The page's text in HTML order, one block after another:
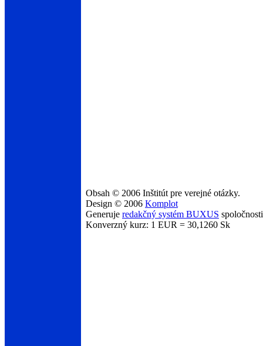
Obsah © 2006 Inštitút pre verejné otázky.
Design © 2006 Komplot
Generuje redakčný systém BUXUS
Konverzný kurz: 1 EUR = 30,1260 Sk